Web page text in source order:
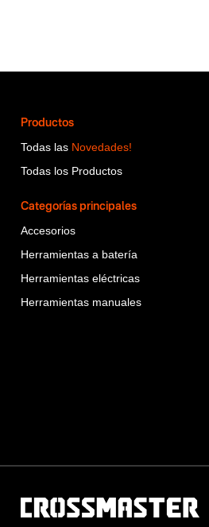
Productos
Todas las Novedades!
Todas los Productos
Categorías principales
Accesorios
Herramientas a batería
Herramientas eléctricas
Herramientas manuales